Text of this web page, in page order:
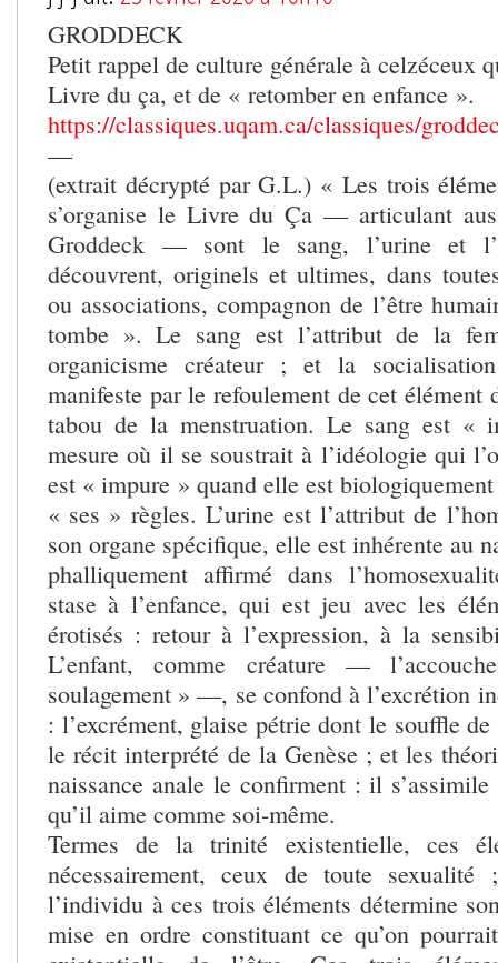
GRODDECK
Petit rappel de culture générale à celzéceux
Livre du ça, et de « retomber en enfance ».
https://classiques.uqam.ca/classiques/
—
(extrait décrypté par G.L.) « Les trois
s’organise le Livre du Ça — articulant
Groddeck — sont le sang, l’urine et
découvrent, originels et ultimes, dans
ou associations, compagnon de l’être
tombe ». Le sang est l’attribut de la
organicisme créateur ; et la
manifeste par le refoulement de cet élément
tabou de la menstruation. Le sang est «
mesure où il se soustrait à l’idéologie qui
est « impure » quand elle est
« ses » règles. L’urine est l’attribut de
son organe spécifique, elle est inhérente au
phalliquement affirmé dans
stase à l’enfance, qui est jeu avec les
érotisés : retour à l’expression, à la
L’enfant, comme créature —
soulagement » —, se confond à l’excrétion
: l’excrément, glaise pétrie dont le souffle
le récit interprété de la Genèse ; et les
naissance anale le confirment : il
qu’il aime comme soi-même.
Termes de la trinité existentielle, ces
nécessairement, ceux de toute
l’individu à ces trois éléments détermine
mise en ordre constituant ce qu’on